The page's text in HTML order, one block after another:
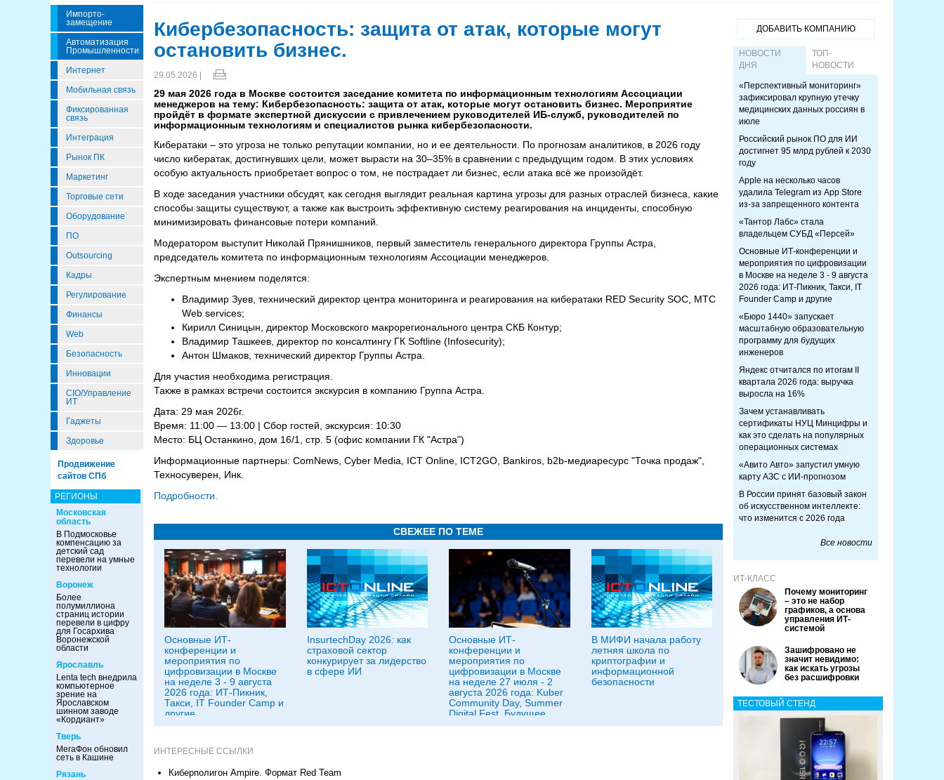
Импорто­
Замещение
Автоматизация
Промышленности
Интернет
Мобильная связь
Фиксированная
связь
Интеграция
Рынок ПК
Маркетинг
Торговые сети
Оборудование
ПО
Outsourcing
Кадры
Регулирование
Финансы
Web
Безопасность
Инновации
CIO/Управление
ИТ
Гаджеты
Здоровье
Продвижение
сайтов СПб
РЕГИОНЫ
Московская
область
В Подмосковье
компенсацию за
детский сад
перевели на умные
технологии
Воронеж
Более
полумиллиона
страниц истории
перевели в цифру
для Госархива
Воронежской
области
Ярославль
Lenta tech внедрила
компьютерное
зрение на
Ярославском
шинном заводе
«Кордиант»
Тверь
МегаФон обновил
сеть в Кашине
Рязань
Кибербезопасность: защита от атак, которые могут
остановить бизнес.
29.05.2026 |
29 мая 2026 года в Москве состоится заседание комитета по информационным технологиям Ассоциации
менеджеров на тему: Кибербезопасность: защита от атак, которые могут остановить бизнес. Мероприятие
пройдёт в формате экспертной дискуссии с привлечением руководителей ИБ-служб, руководителей по
информационным технологиям и специалистов рынка кибербезопасности.
Кибератаки – это угроза не только репутации компании, но и ее деятельности. По прогнозам аналитиков, в 2026 году
число кибератак, достигнувших цели, может вырасти на 30–35% в сравнении с предыдущим годом. В этих условиях
особую актуальность приобретает вопрос о том, не пострадает ли бизнес, если атака всё же произойдёт.
В ходе заседания участники обсудят, как сегодня выглядит реальная картина угрозы для разных отраслей бизнеса, какие
способы защиты существуют, а также как выстроить эффективную систему реагирования на инциденты, способную
минимизировать финансовые потери компаний.
Модератором выступит Николай Прянишников, первый заместитель генерального директора Группы Астра,
председатель комитета по информационным технологиям Ассоциации менеджеров.
Экспертным мнением поделятся:
Владимир Зуев, технический директор центра мониторинга и реагирования на кибератаки RED Security SOC, МТС
Web services;
Кирилл Синицын, директор Московского макрорегионального центра СКБ Контур;
Владимир Ташкеев, директор по консалтингу ГК Softline (Infosecurity);
Антон Шмаков, технический директор Группы Астра.
Для участия необходима регистрация.
Также в рамках встречи состоится экскурсия в компанию Группа Астра.
Дата: 29 мая 2026г.
Время: 11:00 — 13:00 | Сбор гостей, экскурсия: 10:30
Место: БЦ Останкино, дом 16/1, стр. 5 (офис компании ГК "Астра")
Информационные партнеры: ComNews, Cyber Media, ICT Online, ICT2GO, Bankiros, b2b-медиаресурс "Точка продаж",
Техносуверен, Инк.
Подробности.
СВЕЖЕЕ ПО ТЕМЕ
Основные ИТ-
конференции и
мероприятия по
цифровизации в Москве
на неделе 3 - 9 августа
2026 года: ИТ-Пикник,
Такси, IT Founder Camp и
другие
InsurtechDay 2026: как
страховой сектор
конкурирует за лидерство
в сфере ИИ
Основные ИТ-
конференции и
мероприятия по
цифровизации в Москве
на неделе 27 июля - 2
августа 2026 года: Kuber
Community Day, Summer
Digital Fest, Будущее
исследований в
В МИФИ начала работу
летняя школа по
криптографии и
информационной
безопасности
ИНТЕРЕСНЫЕ ССЫЛКИ
Киберполигон Ampire. Формат Red Team
ДОБАВИТЬ КОМПАНИЮ
НОВОСТИ
ДНЯ
ТОП-
НОВОСТИ
«Перспективный мониторинг»
зафиксировал крупную утечку
медицинских данных россиян в
июле
Российский рынок ПО для ИИ
достигнет 95 млрд рублей к 2030
году
Apple на несколько часов
удалила Telegram из App Store
из-за запрещенного контента
«Тантор Лабс» стала
владельцем СУБД «Персей»
Основные ИТ-конференции и
мероприятия по цифровизации
в Москве на неделе 3 - 9 августа
2026 года: ИТ-Пикник, Такси, IT
Founder Camp и другие
«Бюро 1440» запускает
масштабную образовательную
программу для будущих
инженеров
Яндекс отчитался по итогам II
квартала 2026 года: выручка
выросла на 16%
Зачем устанавливать
сертификаты НУЦ Минцифры и
как это сделать на популярных
операционных системах
«Авито Авто» запустил умную
карту АЗС с ИИ-прогнозом
В России принят базовый закон
об искусственном интеллекте:
что изменится с 2026 года
Все новости
ИТ-КЛАСС
Почему мониторинг
– это не набор
графиков, а основа
управления ИТ-
системой
Зашифровано не
значит невидимо:
как искать угрозы
без расшифровки
ТЕСТОВЫЙ СТЕНД